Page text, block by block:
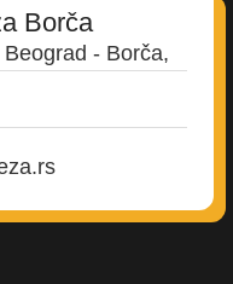
Borča
- Borča,